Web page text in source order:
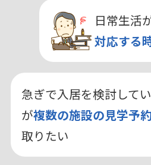
日常生活
対応する
急ぎで入居を検討して
が複数の施設の見学予
取りたい